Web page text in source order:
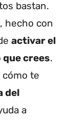
bastan.
hecho con
activar el
que crees.
cómo te
del
a